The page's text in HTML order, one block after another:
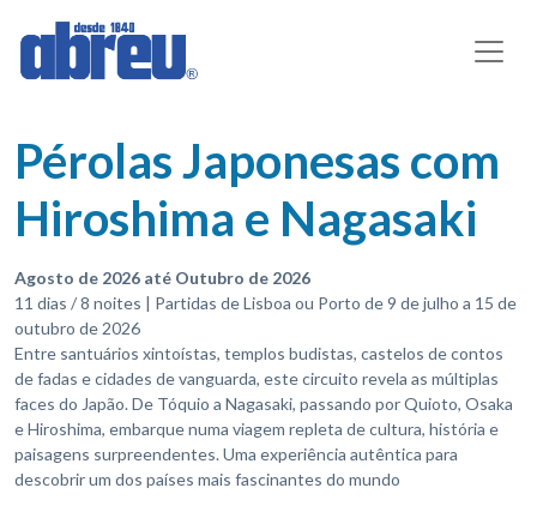
Pérolas Japonesas com
Hiroshima e Nagasaki
Agosto de 2026 até Outubro de 2026
11 dias / 8 noites | Partidas de Lisboa ou Porto de 9 de julho a 15 de
outubro de 2026
Entre santuários xintoístas, templos budistas, castelos de contos
de fadas e cidades de vanguarda, este circuito revela as múltiplas
faces do Japão. De Tóquio a Nagasaki, passando por Quioto, Osaka
e Hiroshima, embarque numa viagem repleta de cultura, história e
paisagens surpreendentes. Uma experiência autêntica para
descobrir um dos países mais fascinantes do mundo